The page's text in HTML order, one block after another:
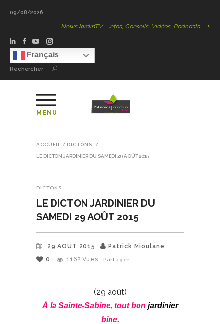
09/08/2026
NewsJardinTV – Infos, Conseils, Vidéos, Podcasts – 100 %
Français
Rechercher
MENU
ACCUEIL / DICTONS /
LE DICTON JARDINIER DU SAMEDI 29 AOÛT 2015
DICTONS
LE DICTON JARDINIER DU
SAMEDI 29 AOÛT 2015
29 AOÛT 2015
Patrick Mioulane
0
1162 Vues Partager
(29 août)
À la Sainte-Sabine, tout bon jardinier
bine.